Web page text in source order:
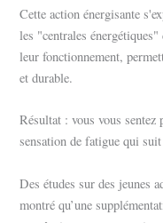
Cette action énergisante
les "centrales
leur fonctionnement,
et durable.
Résultat : vous vous
sensation de fatigue qui
Des études sur des jeunes
montré qu’une